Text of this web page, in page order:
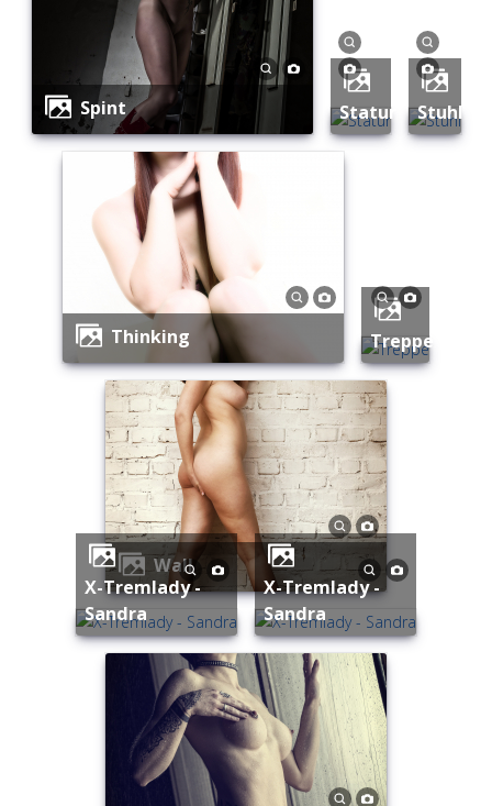
Spint Statur Stuhl
Thinking Treppe
Wall
X-Tremlady -
Sandra
X-Tremlady -
Sandra